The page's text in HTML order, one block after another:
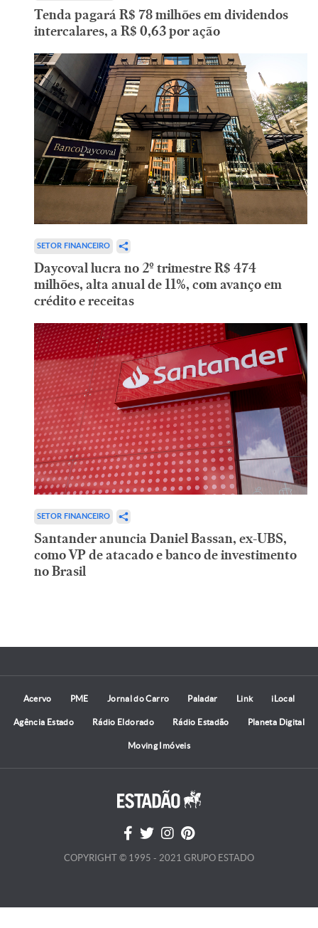
Tenda pagará R$ 78 milhões em dividendos
intercalares, a R$ 0,63 por ação
SETOR FINANCEIRO
Daycoval lucra no 2º trimestre R$ 474
milhões, alta anual de 11%, com avanço em
crédito e receitas
SETOR FINANCEIRO
Santander anuncia Daniel Bassan, ex-UBS,
como VP de atacado e banco de investimento
no Brasil
Acervo PME Jornal do Carro Paladar Link iLocal
Agência Estado Rádio Eldorado Rádio Estadão Planeta Digital
Moving Imóveis
COPYRIGHT © 1995 - 2021 GRUPO ESTADO